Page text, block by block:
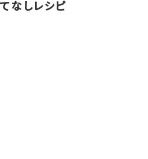
てなしレシピ